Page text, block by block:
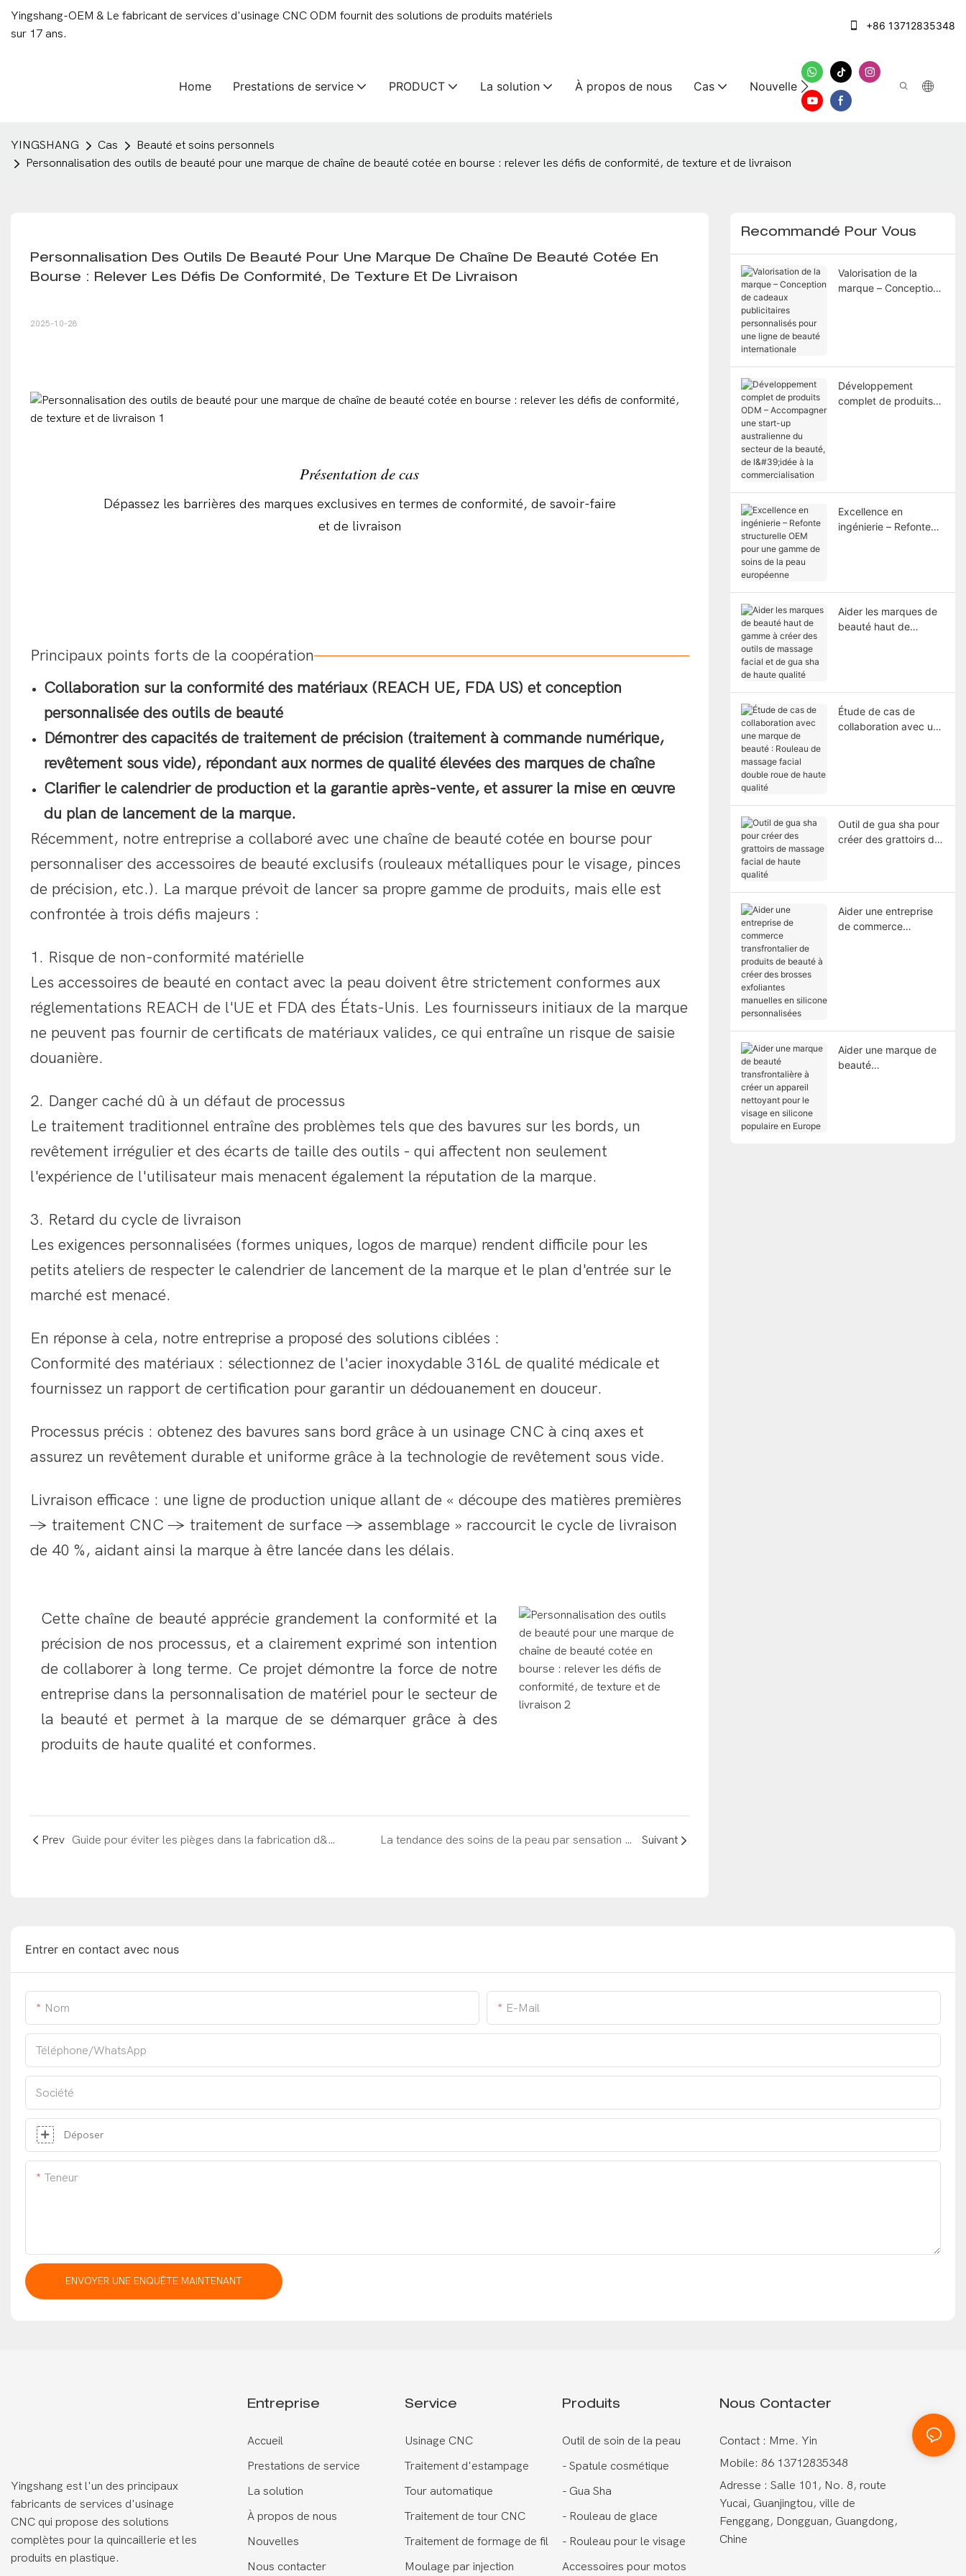
Yingshang-OEM & Le fabricant de services d'usinage CNC ODM fournit des solutions de produits matériels
sur 17 ans.
+86 13712835348
Home Prestations de service PRODUCT La solution À propos de nous Cas Nouvelles Nous contacter
YINGSHANG Cas
Beauté et soins personnels
Personnalisation des outils de beauté pour une marque de chaîne de beauté cotée en bourse : relever les défis de conformité, de texture et de livraison
Personnalisation Des Outils De Beauté Pour Une Marque De Chaîne De Beauté Cotée En
Bourse : Relever Les Défis De Conformité, De Texture Et De Livraison
2025-10-28
Présentation de cas
Dépassez les barrières des marques exclusives en termes de conformité, de savoir-faire
et de livraison
Principaux points forts de la coopération
Collaboration sur la conformité des matériaux (REACH UE, FDA US) et conception
personnalisée des outils de beauté
Démontrer des capacités de traitement de précision (traitement à commande numérique,
revêtement sous vide), répondant aux normes de qualité élevées des marques de chaîne
Clarifier le calendrier de production et la garantie après-vente, et assurer la mise en œuvre
du plan de lancement de la marque.
Récemment, notre entreprise a collaboré avec une chaîne de beauté cotée en bourse pour
personnaliser des accessoires de beauté exclusifs (rouleaux métalliques pour le visage, pinces
de précision, etc.). La marque prévoit de lancer sa propre gamme de produits, mais elle est
confrontée à trois défis majeurs :
1. Risque de non-conformité matérielle
Les accessoires de beauté en contact avec la peau doivent être strictement conformes aux
réglementations REACH de l'UE et FDA des États-Unis. Les fournisseurs initiaux de la marque
ne peuvent pas fournir de certificats de matériaux valides, ce qui entraîne un risque de saisie
douanière.
2. Danger caché dû à un défaut de processus
Le traitement traditionnel entraîne des problèmes tels que des bavures sur les bords, un
revêtement irrégulier et des écarts de taille des outils - qui affectent non seulement
l'expérience de l'utilisateur mais menacent également la réputation de la marque.
3. Retard du cycle de livraison
Les exigences personnalisées (formes uniques, logos de marque) rendent difficile pour les
petits ateliers de respecter le calendrier de lancement de la marque et le plan d'entrée sur le
marché est menacé.
En réponse à cela, notre entreprise a proposé des solutions ciblées :
Conformité des matériaux : sélectionnez de l'acier inoxydable 316L de qualité médicale et
fournissez un rapport de certification pour garantir un dédouanement en douceur.
Processus précis : obtenez des bavures sans bord grâce à un usinage CNC à cinq axes et
assurez un revêtement durable et uniforme grâce à la technologie de revêtement sous vide.
Livraison efficace : une ligne de production unique allant de « découpe des matières premières
→ traitement CNC → traitement de surface → assemblage » raccourcit le cycle de livraison
de 40 %, aidant ainsi la marque à être lancée dans les délais.
Cette chaîne de beauté apprécie grandement la conformité et la
précision de nos processus, et a clairement exprimé son intention
de collaborer à long terme. Ce projet démontre la force de notre
entreprise dans la personnalisation de matériel pour le secteur de
la beauté et permet à la marque de se démarquer grâce à des
produits de haute qualité et conformes.
Prev Guide pour éviter les pièges dans la fabrication d&#39;outils de beauté : ne laissez pas les petites usines ruiner vos chances de réaliser une grosse vente. La tendance des soins de la peau par sensation de froid | Solution clé pour la personnalisation des rouleaux de glace Suivant
Recommandé Pour Vous
Valorisation de la
marque – Conception
Développement
complet de produits
commercialisation
Excellence en
ingénierie – Refonte
Aider les marques de
beauté haut de
Étude de cas de
collaboration avec une
Outil de gua sha pour
créer des grattoirs de
Aider une entreprise
de commerce
Aider une marque de
beauté
Entrer en contact avec nous
Nom E-Mail
Téléphone/WhatsApp
Société
Déposer
Teneur
ENVOYER UNE ENQUÊTE MAINTENANT
Yingshang est l'un des principaux
fabricants de services d'usinage
CNC qui propose des solutions
complètes pour la quincaillerie et les
produits en plastique.
Entreprise
Accueil
Prestations de service
La solution
À propos de nous
Nouvelles
Nous contacter
Service
Usinage CNC
Traitement d'estampage
Tour automatique
Traitement de tour CNC
Traitement de formage de fil
Moulage par injection
Produits
Outil de soin de la peau
-Spatule cosmétique
-Gua Sha
-Rouleau de glace
-Rouleau pour le visage
Accessoires pour motos
Nous Contacter
Contact : Mme. Yin
Mobile: 86 13712835348
Adresse : Salle 101, No. 8, route
Yucai, Guanjingtou, ville de
Fenggang, Dongguan, Guangdong,
Chine